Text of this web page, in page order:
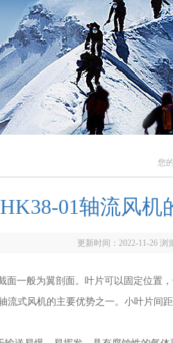
您
01轴流风机
更新时间：2022-11-26 浏
面一般为翼剖面。叶片可以固定位置
流式风机的主要优势之一。小叶片间